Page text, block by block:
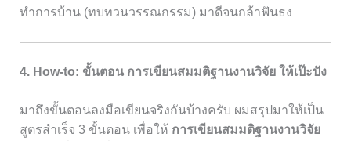
ทำการบ้าน (ทบทวนวรรณกรรม) มาดีจนกล้าฟันธง
4. How-to: ขั้นตอน การเขียนสมมติฐานงานวิจัยให้เป๊ะปัง
มาถึงขั้นตอนลงมือเขียนจริงกันบ้างครับ ผมสรุปมาให้เป็น
สูตรสำเร็จ 3 ขั้นตอน เพื่อให้ การเขียนสมมติฐานงานวิจัย